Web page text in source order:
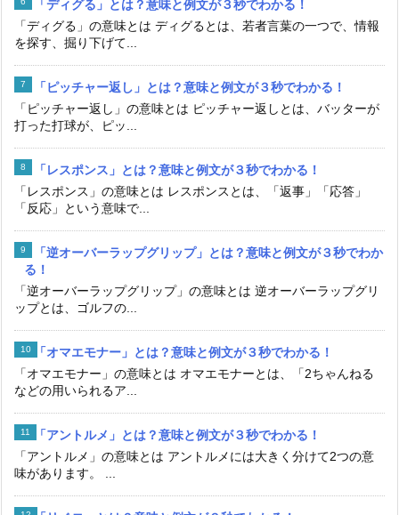
「ディグる」とは？意味と例文が３秒でわかる！
「ディグる」の意味とは ディグるとは、若者言葉の一つで、情報
を探す、掘り下げて...
「ピッチャー返し」とは？意味と例文が３秒でわかる！
「ピッチャー返し」の意味とは ピッチャー返しとは、バッターが
打った打球が、ピッ...
「レスポンス」とは？意味と例文が３秒でわかる！
「レスポンス」の意味とは レスポンスとは、「返事」「応答」
「反応」という意味で...
「逆オーバーラップグリップ」とは？意味と例文が３秒でわか
る！
「逆オーバーラップグリップ」の意味とは 逆オーバーラップグリ
ップとは、ゴルフの...
「オマエモナー」とは？意味と例文が３秒でわかる！
「オマエモナー」の意味とは オマエモナーとは、「2ちゃんねる
などの用いられるア...
「アントルメ」とは？意味と例文が３秒でわかる！
「アントルメ」の意味とは アントルメには大きく分けて2つの意
味があります。 ...